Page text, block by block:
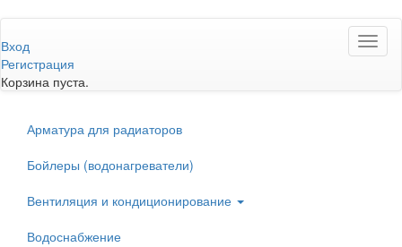
к
основному
содержанию
Вход
Регистрация
Корзина пуста.
Арматура для радиаторов
Бойлеры (водонагреватели)
Вентиляция и кондиционирование
Водоснабжение